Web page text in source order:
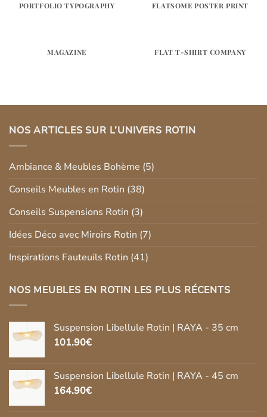
PORTFOLIO TYPOGRAPHY FLATSOME POSTER PRINT
MAGAZINE FLAT T-SHIRT COMPANY
NOS ARTICLES SUR L’UNIVERS ROTIN
Ambiance & Meubles Bohème (5)
Conseils Meubles en Rotin (38)
Conseils Suspensions Rotin (3)
Idées Déco avec Miroirs Rotin (7)
Inspirations Fauteuils Rotin (41)
NOS MEUBLES EN ROTIN LES PLUS RÉCENTS
Suspension Libellule Rotin | RAYA - 35 cm
101.90€
Suspension Libellule Rotin | RAYA - 45 cm
164.90€